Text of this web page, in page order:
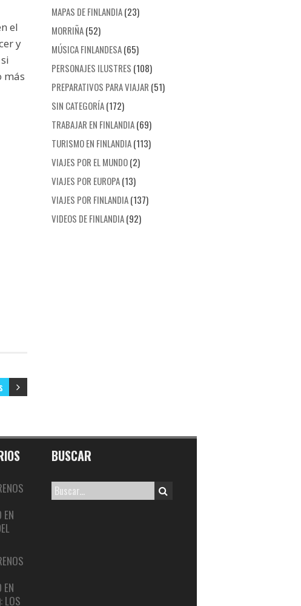
el
y
más
MAPAS DE FINLANDIA(23)
MORRIÑA(52)
MÚSICA FINLANDESA(65)
PERSONAJES ILUSTRES (108)
PREPARATIVOS PARA VIAJAR (51)
SIN CATEGORÍA(172)
TRABAJAR EN FINLANDIA(69)
TURISMO EN FINLANDIA(113)
VIAJES POR EL MUNDO(2)
VIAJES POR EUROPA(13)
VIAJES POR FINLANDIA(137)
VIDEOS DE FINLANDIA(92)
EN
EN
LOS
BUSCAR